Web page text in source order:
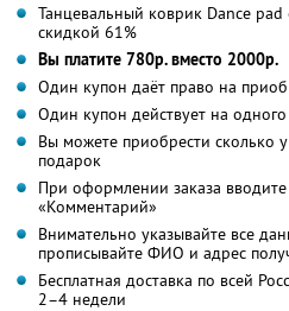
Танцевальный коврик Dance pad
скидкой 61%
Вы платите 780р. вместо 2000р.
Один купон даёт право на
Один купон действует на одного
Вы можете приобрести сколько
подарок
При оформлении заказа
«Комментарий»
Внимательно указывайте все
прописывайте ФИО и адрес
Бесплатная доставка по всей
2–4 недели